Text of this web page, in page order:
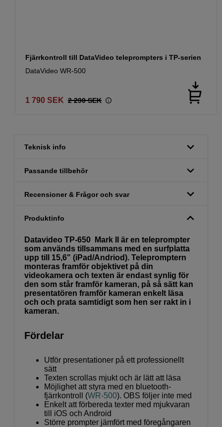
Fjärrkontroll till DataVideo teleprompters i TP-serien
DataVideo WR-500
1 790 SEK 2 290 SEK
Teknisk info
Passande tillbehör
Recensioner & Frågor och svar
Produktinfo
Datavideo TP-650 Mark II är en teleprompter
som används tillsammans med en surfplatta
upp till 15,6" (iPad/Andriod). Telepromptern
monteras framför objektivet på din
videokamera och texten är endast synlig för
den som står framför kameran, på så sätt kan
presentatören framför kameran enkelt läsa
och och prata samtidigt som hen ser rakt in i
kameran.
Fördelar
Utför presentationer på ett professionellt
sätt
Texten scrollas mjukt och är lätt att läsa
Möjlighet att styra med en bluetooth-
fjärrkontroll (WR-500). OBS följer inte med
Enkelt att förbereda texter med mjukvaran
till iOS och Android
Större prompter jämfört med föregångaren